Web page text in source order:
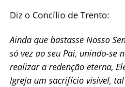
Diz o Concílio de Trento:
Ainda que bastasse Nosso
só vez ao seu Pai, unindo-se
realizar a redenção eterna,
Igreja um sacrifício visível,